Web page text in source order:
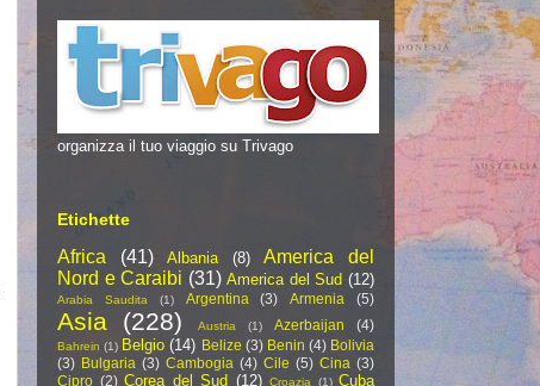
organizza il tuo viaggio su Trivago
Etichette
Africa (41) Albania (8)
America del
Nord e Caraibi (31) America del Sud (12)
Arabia Saudita (1) Argentina (3) Armenia (5)
Asia (228) Austria (1) Azerbaijan (4)
Bahrein (1) Belgio (14) Belize (3) Benin (4) Bolivia
(3) Bulgaria (3) Cambogia (4) Cile (5) Cina (3)
Cipro (2) Corea del Sud (12) Croazia (1) Cuba